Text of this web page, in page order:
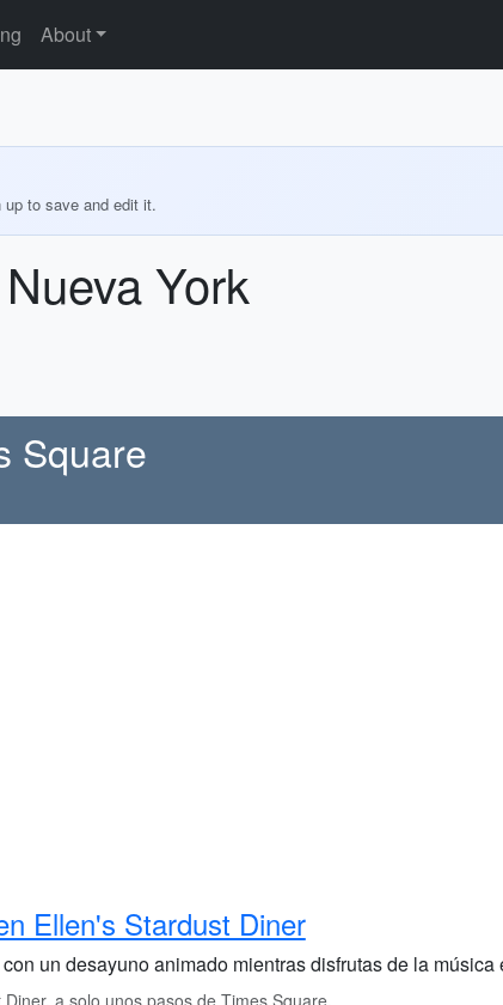
About
to save and edit it.
York
Square
Ellen's Stardust Diner
un desayuno animado mientras disfrutas de la
a solo unos pasos de Times Square.